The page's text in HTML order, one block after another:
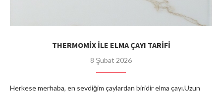
THERMOMİX İLE ELMA ÇAYI TARİFİ
8 Şubat 2026
Herkese merhaba, en sevdiğim çaylardan biridir elma çayı.Uzun